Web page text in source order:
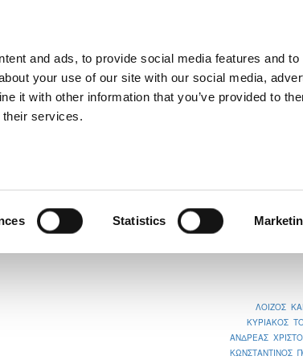
and ads, to provide social media features and to
your use of our site with our social media,
it with other information that you’ve provided to
their services.
Statistics
ΛΟΙΖΟΣ
ΚΥΡΙΑΚΟΣ
ΑΝΔΡΕΑΣ
ΚΩΝΣΤΑΝΤΙΝΟΣ